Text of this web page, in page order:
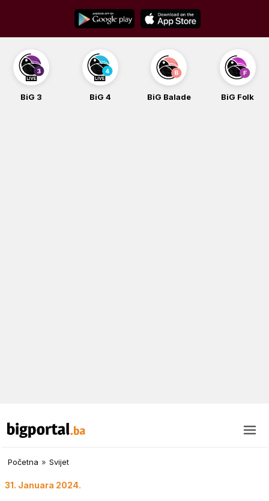
content
BiG 3 BiG 4 BiG Balade BiG Folk
Početna » Svijet
31. Januara 2024.